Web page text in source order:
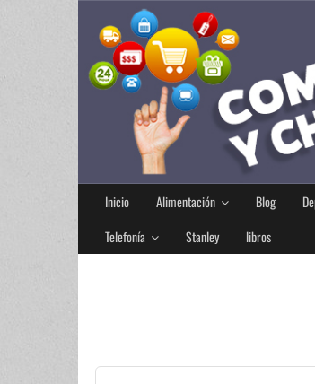
Inicio Alimentación Blog
Telefonía
Stanley libros